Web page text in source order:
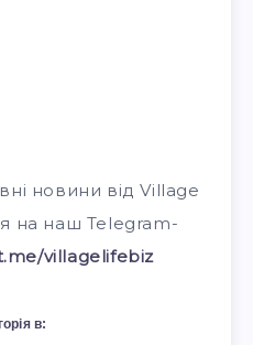
новини від Village
на наш Telegram-
villagelifebiz
в: